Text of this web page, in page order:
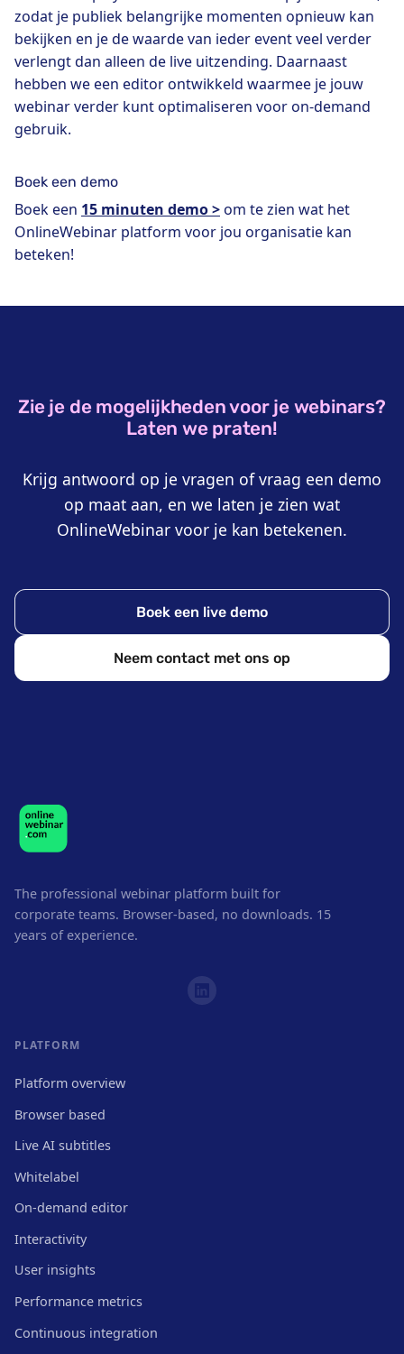
zodat je publiek belangrijke momenten opnieuw kan
bekijken en je de waarde van ieder event veel verder
verlengt dan alleen de live uitzending. Daarnaast
hebben we een editor ontwikkeld waarmee je jouw
webinar verder kunt optimaliseren voor on-demand
gebruik.
Boek een demo
Boek een 15 minuten demo >om te zien wat het
OnlineWebinar platform voor jou organisatie kan
beteken!
Zie je de mogelijkheden voor je webinars?
Laten we praten!
Krijg antwoord op je vragen of vraag een demo
op maat aan, en we laten je zien wat
OnlineWebinar voor je kan betekenen.
Boek een live demo
Neem contact met ons op
The professional webinar platform built for
corporate teams. Browser-based, no downloads. 15
years of experience.
PLATFORM
Platform overview
Browser based
Live AI subtitles
Whitelabel
On-demand editor
Interactivity
User insights
Performance metrics
Continuous integration